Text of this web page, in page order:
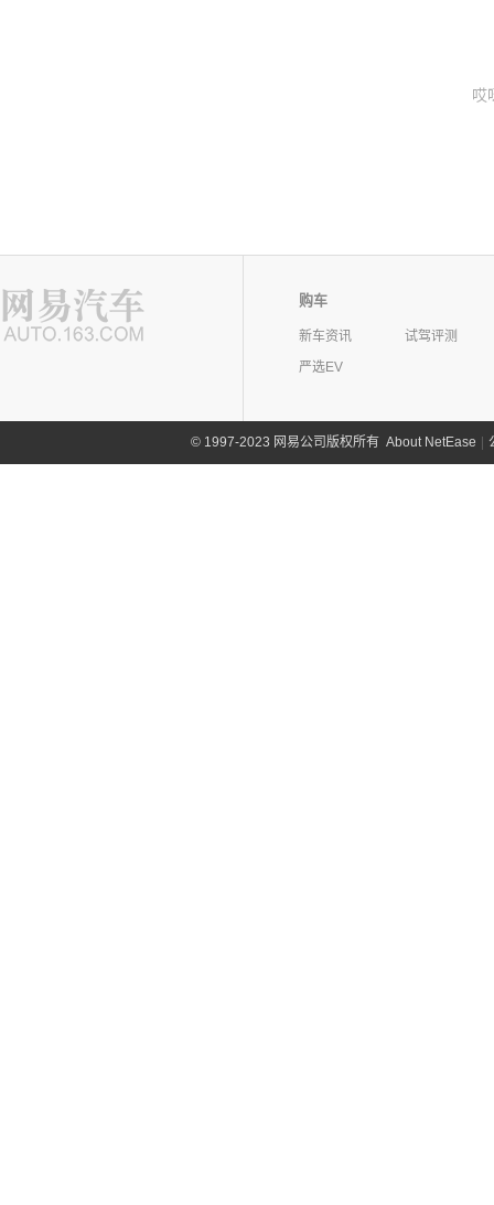
哎
购车
新车资讯
试驾评测
严选EV
©1997-2023 网易公司版权所有 About NetEase